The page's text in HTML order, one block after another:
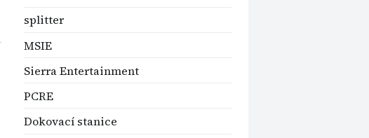
splitter
MSIE
Sierra Entertainment
PCRE
Dokovací stanice